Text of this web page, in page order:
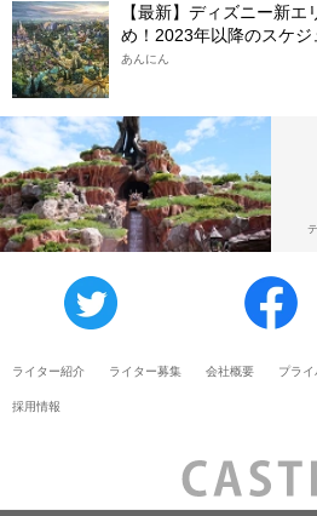
【最新】ディズニー新
め！2023年以降のスケジ
あんにん
ライター紹介 ライター募集 会社概要 プラ
採用情報